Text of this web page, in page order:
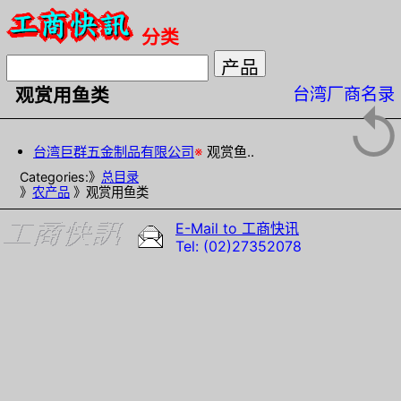
分类
观赏用鱼类 台湾厂商名录
台湾巨群五金制品有限公司※ 观赏鱼..
Categories:》 总目录
》 农产品 》观赏用鱼类
E-Mail to 工商快讯
Tel: (02)27352078
↺